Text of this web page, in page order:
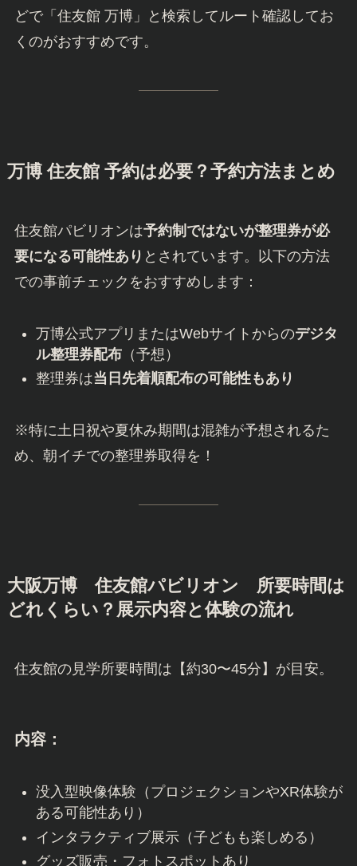
どで「住友館 万博」と検索してルート確認してお
くのがおすすめです。
万博 住友館 予約は必要？予約方法まとめ
住友館パビリオンは予約制ではないが整理券が必
要になる可能性あり とされています。以下の方法
での事前チェックをおすすめします：
万博公式アプリまたはWebサイトからのデジタ
ル整理券配布（予想）
整理券は当日先着順配布の可能性もあり
※特に土日祝や夏休み期間は混雑が予想されるた
め、朝イチでの整理券取得を！
大阪万博 住友館パビリオン 所要時間は
どれくらい？展示内容と体験の流れ
住友館の見学所要時間は【約30〜45分】が目安。
内容：
没入型映像体験（プロジェクションやXR体験が
ある可能性あり）
インタラクティブ展示（子どもも楽しめる）
グッズ販売・フォトスポットあり